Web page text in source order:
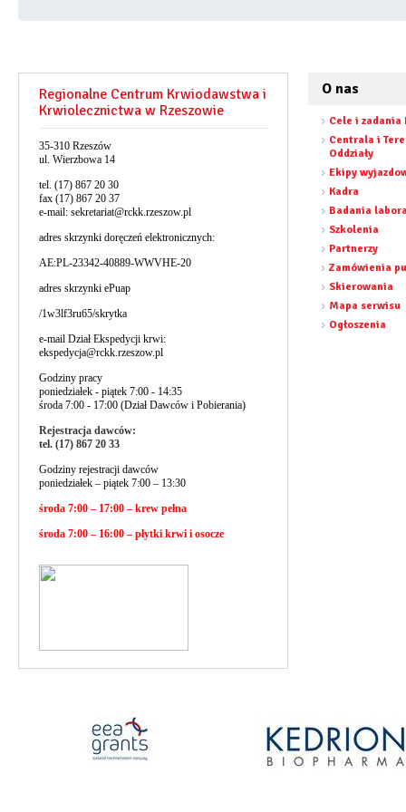
Regionalne Centrum Krwiodawstwa i
Krwiolecznictwa w Rzeszowie
35-310 Rzeszów
ul. Wierzbowa 14
tel. (17) 867 20 30
fax (17) 867 20 37
e-mail: sekretariat@rckk.rzeszow.pl
adres skrzynki doręczeń elektronicznych:
AE:PL-23342-40889-WWVHE-20
adres skrzynki ePuap
/1w3lf3ru65/skrytka
e-mail Dział Ekspedycji krwi:
ekspedycja@rckk.rzeszow.pl
Godziny pracy
poniedziałek - piątek 7:00 - 14:35
środa 7:00 - 17:00 (Dział Dawców i Pobierania)
Rejestracja dawców:
tel. (17) 867 20 33
Godziny rejestracji dawców
poniedziałek – piątek 7:00 – 13:30
środa 7:00 – 17:00 – krew pełna
środa 7:00 – 16:00 – płytki krwi i osocze
O nas
Cele i zadania
Centrala i
Oddziały
Ekipy
Kadra
Badania
Szkolenia
Partnerzy
Zamówienia
Skierowania
Mapa serwisu
Ogłoszenia